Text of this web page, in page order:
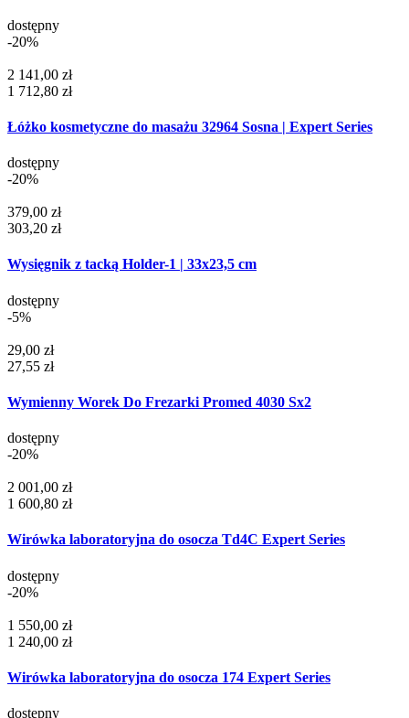
dostępny
-20%
2 141,00 zł
1 712,80 zł
Łóżko kosmetyczne do masażu 32964 Sosna | Expert Series
dostępny
-20%
379,00 zł
303,20 zł
Wysięgnik z tacką Holder-1 | 33x23,5 cm
dostępny
-5%
29,00 zł
27,55 zł
Wymienny Worek Do Frezarki Promed 4030 Sx2
dostępny
-20%
2 001,00 zł
1 600,80 zł
Wirówka laboratoryjna do osocza Td4C Expert Series
dostępny
-20%
1 550,00 zł
1 240,00 zł
Wirówka laboratoryjna do osocza 174 Expert Series
dostępny